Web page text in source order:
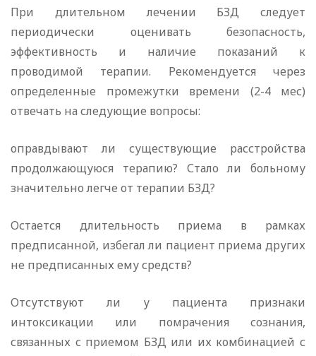
При длительном лечении БЗД следует
периодически оценивать безопасность,
эффективность и наличие показаний к
проводимой терапии. Рекомендуется через
определенные промежутки времени (2-4 мес)
отвечать на следующие вопросы:
оправдывают ли существующие расстройства
продолжающуюся терапию? Стало ли больному
значительно легче от терапии БЗД?
Остается длительность приема в рамках
предписанной, избегал ли пациент приема других
не предписанных ему средств?
Отсутствуют ли у пациента признаки
интоксикации или помрачения сознания,
связанных с приемом БЗД или их комбинацией с